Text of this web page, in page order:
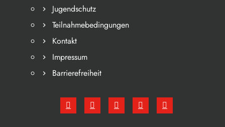
Jugendschutz
Teilnahmebedingungen
Kontakt
Impressum
Barrierefreiheit